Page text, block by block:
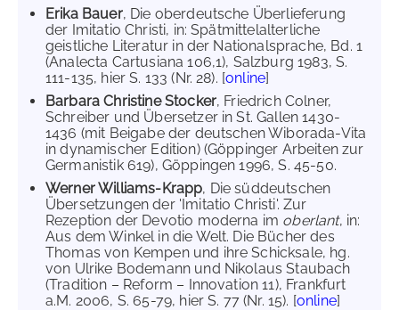
Erika Bauer, Die oberdeutsche Überlieferung
der Imitatio Christi, in: Spätmittelalterliche
geistliche Literatur in der Nationalsprache, Bd. 1
(Analecta Cartusiana 106,1), Salzburg 1983, S.
111-135, hier S. 133 (Nr. 28). [online]
Barbara Christine Stocker, Friedrich Colner,
Schreiber und Übersetzer in St. Gallen 1430-
1436 (mit Beigabe der deutschen Wiborada-Vita
in dynamischer Edition) (Göppinger Arbeiten zur
Germanistik 619), Göppingen 1996, S. 45-50.
Werner Williams-Krapp, Die süddeutschen
Übersetzungen der 'Imitatio Christi'. Zur
Rezeption der Devotio moderna im oberlant, in:
Aus dem Winkel in die Welt. Die Bücher des
Thomas von Kempen und ihre Schicksale, hg.
von Ulrike Bodemann und Nikolaus Staubach
(Tradition – Reform – Innovation 11), Frankfurt
a.M. 2006, S. 65-79, hier S. 77 (Nr. 15). [online]